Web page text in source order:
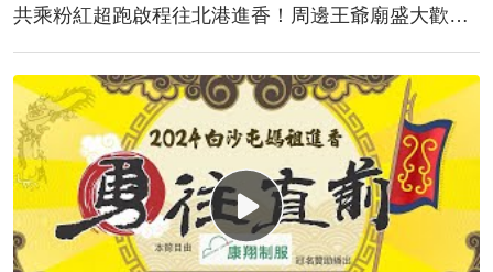
共乘粉紅超跑啟程往北港進香！周邊王爺廟盛大歡